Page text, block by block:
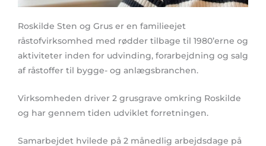
Roskilde Sten og Grus er en familieejet
råstofvirksomhed med rødder tilbage til 1980’erne og
aktiviteter inden for udvinding, forarbejdning og salg
af råstoffer til bygge- og anlægsbranchen.
Virksomheden driver 2 grusgrave omkring Roskilde
og har gennem tiden udviklet forretningen.
Samarbejdet hvilede på 2 månedlig arbejdsdage på